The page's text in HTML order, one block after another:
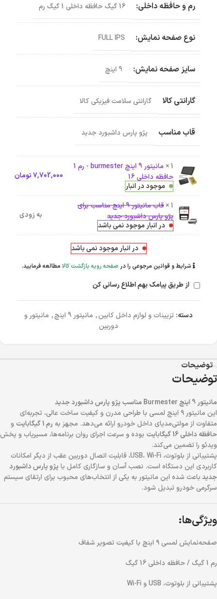
رم و حافظه داخلی: 16 گیگ حافظه داخلی 1 گیگ رم
نوع صفحه نمایش: FULL IPS
سایز صفحه نمایش: 9 اینچ
گارانتی کالا گارانتی سلامت فیزیکی کالا
قاب مناسب پژو پارس داشبورد جدید
1 ×
مانیتور 9 اینچ burmester - رم 1
حافظه داخلی 16
موجود در انبار
7,702,000تومان
1 ×
قاب مانیتور 9 اینچ مناسب برای
پژو پارس داشبورد جدید
در انبار موجود نمی باشد
به زودی
در انبار موجود نمی باشد
شرایط و قوانین مرجوعی را در صفحه رویه بازگشت کالا مطالعه فرمایید.
از طریق پیامک بهم اطلاع رسانی کن
دسته: تزیینات و لوازم داخل کابین, مانیتور 9 اینچ , مانیتور و
دوربین
توضیحات
توضیحات
مانیتور 9 اینچ Burmester مناسب پژو پارس داشبورد جدید
این مانیتور ۹ اینچ لمسی با طراحی مدرن و کیفیت ساخت عالی، تجربه‌ای
متفاوت از مولتی‌مدیای داخل خودرو ارائه می‌دهد. مجهز به رم 1 گیگابایت
و
حافظه داخلی 16 گیگابایت
بوده و سرعت اجرای روان برنامه‌ها، مسیریاب و پخش
ویدئو را تضمین می‌کند.
پشتیبانی از بلوتوث، USB، Wi-Fi، قابلیت اتصال دوربین عقب از دیگر امکانات
کاربردی این دستگاه است. نصب آسان و سازگاری کامل با پژو پارس داشبورد
جدیدباعث شده این مانیتور به یکی از انتخاب‌های محبوب برای ارتقای سیستم
سرگرمی خودرو تبدیل شود.
ویژگی‌ها:
صفحه‌نمایش لمسی ۹ اینچ با کیفیت تصویر شفاف
رم 1 گیگ / حافظه داخلی 16 گیگ
پشتیبانی از بلوتوث، USB و Wi-Fi